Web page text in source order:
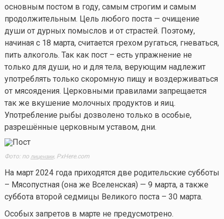
основным постом в году, самым строгим и самым
продолжительным. Цель любого поста — очищение
души от дурных помыслов и от страстей. Поэтому,
начиная с 18 марта, считается грехом ругаться, гневаться,
пить алкоголь. Так как пост – есть упражнение не
только для души, но и для тела, верующим надлежит
употреблять только скоромную пищу и воздерживаться
от мясоядения. Церковными правилами запрещается
так же вкушение молочных продуктов и яиц.
Употребление рыбы дозволено только в особые,
разрешённые церковным уставом, дни.
Фото: по лицензии, PxHere.com
На март 2024 года приходятся две родительские субботы
– Мясопустная (она же Вселенская) — 9 марта, а также
суббота второй седмицы Великого поста – 30 марта.
Особых запретов в марте не предусмотрено.